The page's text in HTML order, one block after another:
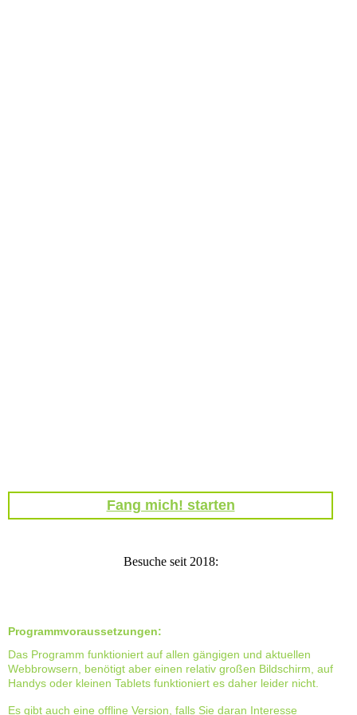
Fang mich! starten
Besuche seit 2018:
Programmvoraussetzungen:
Das Programm funktioniert auf allen gängigen und aktuellen
Webbrowsern, benötigt aber einen relativ großen Bildschirm, auf
Handys oder kleinen Tablets funktioniert es daher leider nicht.
Es gibt auch eine offline Version, falls Sie daran Interesse